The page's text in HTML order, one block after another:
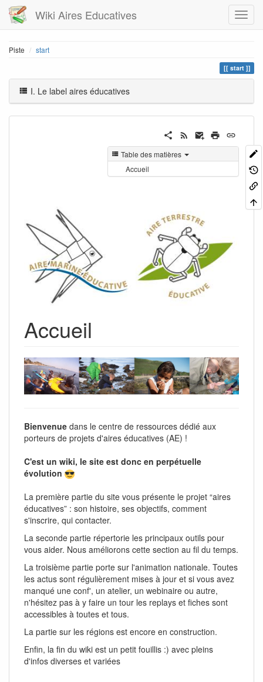
Wiki Aires Educatives
Piste start
start
I. Le label aires éducatives
Table des matières
Accueil
Accueil
Bienvenue dans le centre de ressources dédié aux
porteurs de projets d'aires éducatives (AE) !
C'est un wiki, le site est donc en perpétuelle
évolution
La première partie du site vous présente le projet “aires
éducatives” : son histoire, ses objectifs, comment
s'inscrire, qui contacter.
La seconde partie répertorie les principaux outils pour
vous aider. Nous améliorons cette section au fil du temps.
La troisième partie porte sur l'animation nationale. Toutes
les actus sont régulièrement mises à jour et si vous avez
manqué une conf', un atelier, un webinaire ou autre,
n'hésitez pas à y faire un tour les replays et fiches sont
accessibles à toutes et tous.
La partie sur les régions est encore en construction.
Enfin, la fin du wiki est un petit fouillis :) avec pleins
d'infos diverses et variées